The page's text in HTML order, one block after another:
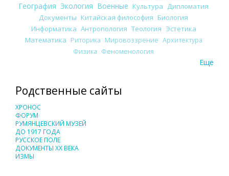
География Экология Военные Культура
Дипломатия
Документы Китайская философия Биология
Информатика Антропология Теология Эстетика
Математика Риторика Мировоззрение Архитектура
Физика Феноменология
Еще
Родственные сайты
ХРОНОС
ФОРУМ
РУМЯНЦЕВСКИЙ МУЗЕЙ
ДО 1917 ГОДА
РУССКОЕ ПОЛЕ
ДОКУМЕНТЫ XX ВЕКА
ИЗМЫ